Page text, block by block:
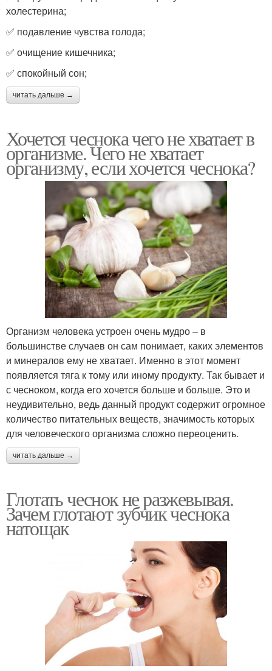
холестерина;
✅ подавление чувства голода;
✅ очищение кишечника;
✅ спокойный сон;
читать дальше →
Хочется чеснока чего не хватает в
организме. Чего не хватает
организму, если хочется чеснока?
Организм человека устроен очень мудро – в
большинстве случаев он сам понимает, каких элементов
и минералов ему не хватает. Именно в этот момент
появляется тяга к тому или иному продукту. Так бывает и
с чесноком, когда его хочется больше и больше. Это и
неудивительно, ведь данный продукт содержит огромное
количество питательных веществ, значимость которых
для человеческого организма сложно переоценить.
читать дальше →
Глотать чеснок не разжевывая.
Зачем глотают зубчик чеснока
натощак